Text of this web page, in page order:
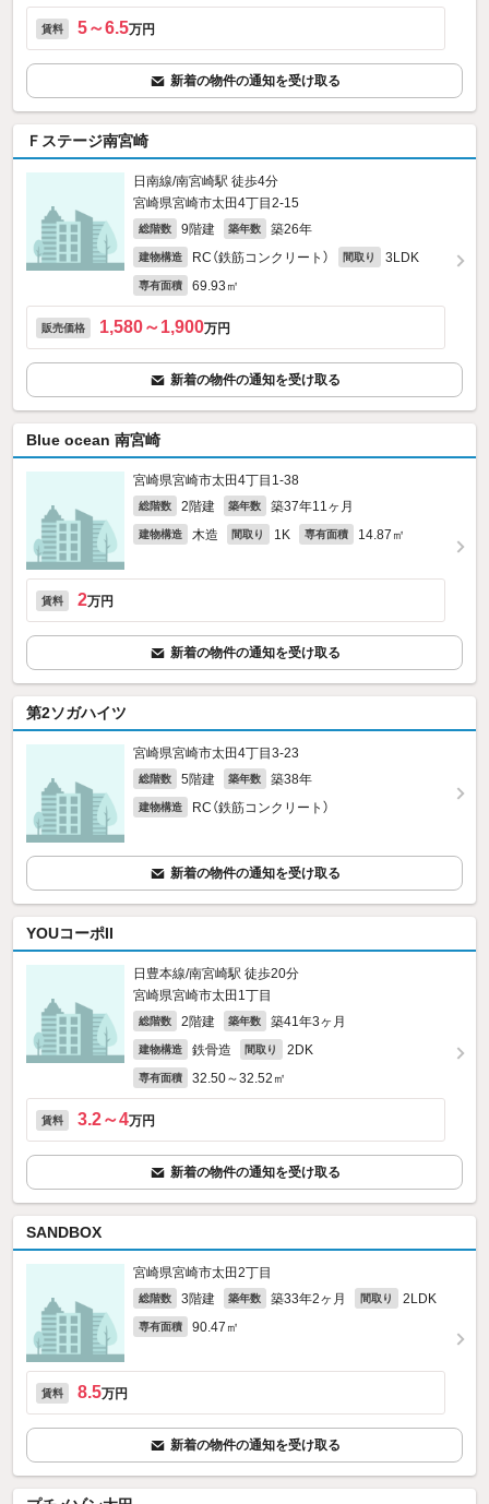
賃料 5～6.5万円
新着の物件の通知を受け取る
Ｆステージ南宮崎
日南線/南宮崎駅 徒歩4分
宮崎県宮崎市太田4丁目2-15
総階数 9階建 築年数 築26年
建物構造 RC（鉄筋コンクリート） 間取り 3LDK
専有面積 69.93㎡
販売価格 1,580～1,900万円
新着の物件の通知を受け取る
Blue ocean 南宮崎
宮崎県宮崎市太田4丁目1-38
総階数 2階建 築年数 築37年11ヶ月
建物構造 木造 間取り 1K 専有面積 14.87㎡
賃料 2万円
新着の物件の通知を受け取る
第2ソガハイツ
宮崎県宮崎市太田4丁目3-23
総階数 5階建 築年数 築38年
建物構造 RC（鉄筋コンクリート）
新着の物件の通知を受け取る
YOUコーポII
日豊本線/南宮崎駅 徒歩20分
宮崎県宮崎市太田1丁目
総階数 2階建 築年数 築41年3ヶ月
建物構造 鉄骨造 間取り 2DK
専有面積 32.50～32.52㎡
賃料 3.2～4万円
新着の物件の通知を受け取る
SANDBOX
宮崎県宮崎市太田2丁目
総階数 3階建 築年数 築33年2ヶ月 間取り 2LDK
専有面積 90.47㎡
賃料 8.5万円
新着の物件の通知を受け取る